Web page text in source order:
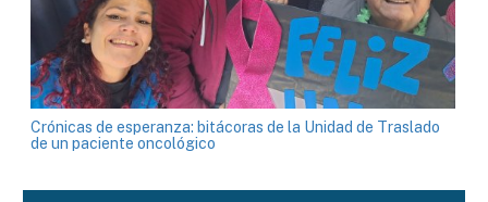
Crónicas de esperanza: bitácoras de la Unidad de Traslado
de un paciente oncológico